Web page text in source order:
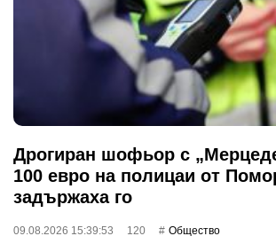
Дрогиран шофьор с
100 евро на полицаи от
задържаха го
09.08.2026 15:39:53 120 Общество